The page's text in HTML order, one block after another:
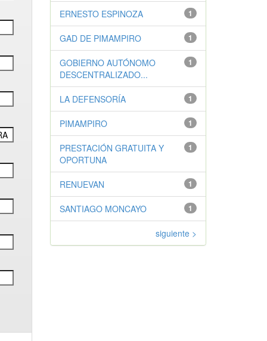
1
ERNESTO ESPINOZA
1
GAD DE PIMAMPIRO
1
GOBIERNO AUTÓNOMO
DESCENTRALIZADO...
1
LA DEFENSORÍA
1
PIMAMPIRO
1
PRESTACIÓN GRATUITA Y
OPORTUNA
1
RENUEVAN
1
SANTIAGO MONCAYO
siguiente >